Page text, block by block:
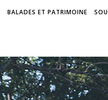
BALADES ET PATRIMOINE